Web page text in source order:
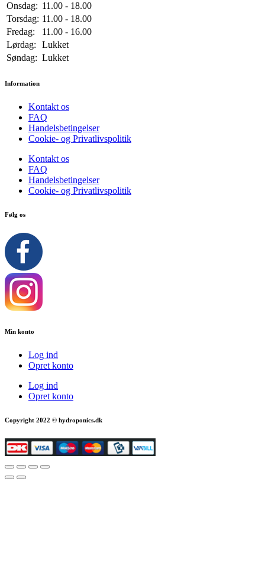
Onsdag: 11.00 - 18.00
Torsdag: 11.00 - 18.00
Fredag:
11.00 - 16.00
Lørdag:
Lukket
Søndag: Lukket
Information
Kontakt os
FAQ
Handelsbetingelser
Cookie- og Privatlivspolitik
Kontakt os
FAQ
Handelsbetingelser
Cookie- og Privatlivspolitik
Følg os
Min konto
Log ind
Opret konto
Log ind
Opret konto
Copyright 2022 © hydroponics.dk